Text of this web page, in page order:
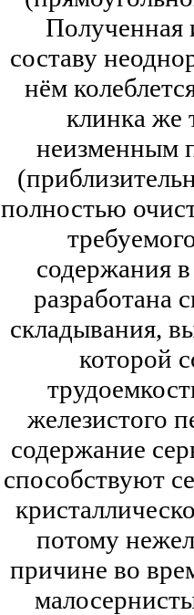
Полученная
составу
нём
клинка же
неизменным
полностью
содержания
разработана
складывания,
которой
железистого
содержание
способствуют
потому
причине во